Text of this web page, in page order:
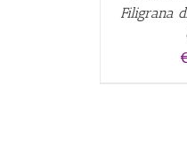
Filigrana